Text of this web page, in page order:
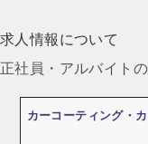
ナ
ビ
ゲ
求人情報について
正社員・アルバイト
カーコーティング・